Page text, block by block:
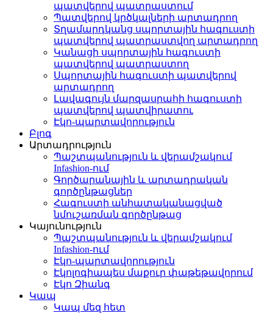
պատվերով պատրաստում
Պատվերով կրծկալների արտադրող
Տղամարդկանց սպորտային հագուստի
պատվերով պատրաստվող արտադրող
Կանացի սպորտային հագուստի
պատվերով պատրաստող
Սպորտային հագուստի պատվերով
արտադրող
Լավագույն մարզասրահի հագուստի
պատվերով պատվիրատու
Էկո-պարտավորություն
Բլոգ
Արտադրություն
Պաշտպանություն և վերամշակում
Infashion-ում
Գործարանային և արտադրական
գործընթացներ
Հագուստի անհատականացված
նմուշառման գործընթաց
Կայունություն
Պաշտպանություն և վերամշակում
Infashion-ում
Էկո-պարտավորություն
Էկոլոգիապես մաքուր փաթեթավորում
Էկո Զիանգ
Կապ
Կապ մեզ հետ